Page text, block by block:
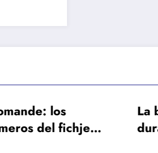
La baja de larga
duración de Frenkie